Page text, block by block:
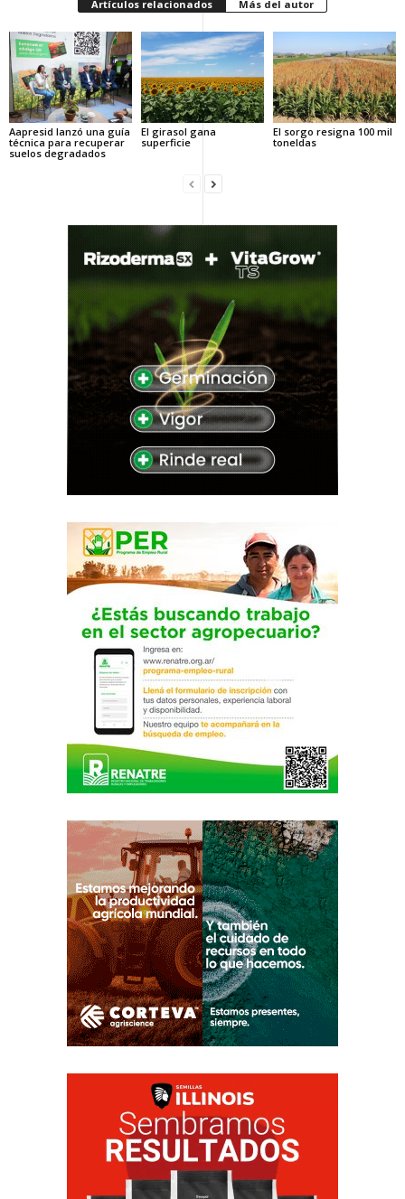
Artículos relacionados Más del autor
Aapresid lanzó una guía
técnica para recuperar
suelos degradados
El girasol gana
superficie
El sorgo resigna 100 mil
toneldas